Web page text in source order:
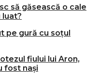
să găsească o cale
luat?
pe gură cu soțul
fiului lui Aron,
fost nași